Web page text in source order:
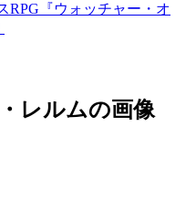
RPG『ウォッチャー・オ
レルムの画像